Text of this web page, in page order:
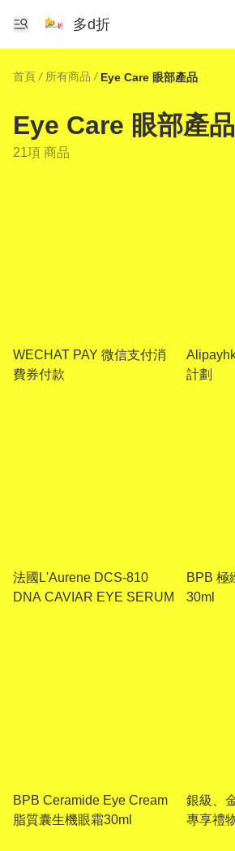
多d折
首頁 / 所有商品 / Eye Care 眼部產品
Eye Care 眼部產品
21項 商品
WECHAT PAY 微信支付消
費券付款
計劃
法國L'Aurene DCS-810
DNA CAVIAR EYE SERUM
BPB 極
30ml
BPB Ceramide Eye Cream
脂質囊生機眼霜30ml
銀級、
專享禮